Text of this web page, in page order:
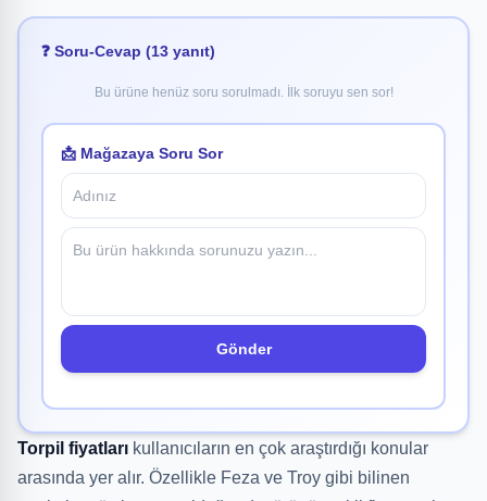
❓ Soru-Cevap (13 yanıt)
Bu ürüne henüz soru sorulmadı. İlk soruyu sen sor!
📩 Mağazaya Soru Sor
Gönder
Torpil fiyatları kullanıcıların en çok araştırdığı konular
arasında yer alır. Özellikle Feza ve Troy gibi bilinen